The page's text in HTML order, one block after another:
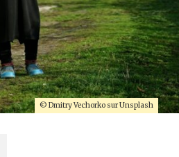
© Dmitry Vechorko sur Unsplash